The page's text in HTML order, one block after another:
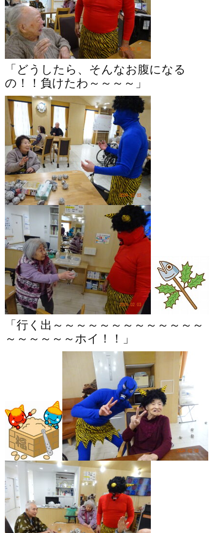
「どうしたら、そんなお腹になる
の！！負けたわ～～～～」
「行く出～～～～～～～～～～～～～
～～～～～～ホイ！！」